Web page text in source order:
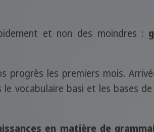
et non des moindres :
les premiers mois.
vocabulaire basi et les bases
en matière de